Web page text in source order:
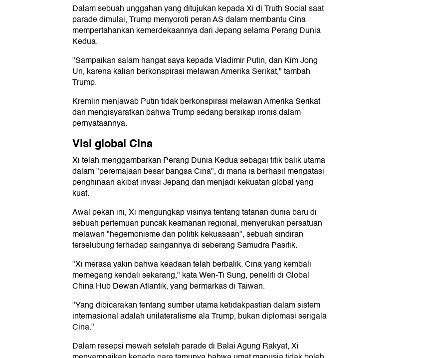
Dalam sebuah unggahan yang ditujukan kepada Xi di Truth Social saat
parade dimulai, Trump menyoroti peran AS dalam membantu Cina
mempertahankan kemerdekaannya dari Jepang selama Perang Dunia
Kedua.
"Sampaikan salam hangat saya kepada Vladimir Putin, dan Kim Jong
Un, karena kalian berkonspirasi melawan Amerika Serikat," tambah
Trump.
Kremlin menjawab Putin tidak berkonspirasi melawan Amerika Serikat
dan mengisyaratkan bahwa Trump sedang bersikap ironis dalam
pernyataannya.
Visi global Cina
Xi telah menggambarkan Perang Dunia Kedua sebagai titik balik utama
dalam "peremajaan besar bangsa Cina", di mana ia berhasil mengatasi
penghinaan akibat invasi Jepang dan menjadi kekuatan global yang
kuat.
Awal pekan ini, Xi mengungkap visinya tentang tatanan dunia baru di
sebuah pertemuan puncak keamanan regional, menyerukan persatuan
melawan "hegemonisme dan politik kekuasaan", sebuah sindiran
terselubung terhadap saingannya di seberang Samudra Pasifik.
"Xi merasa yakin bahwa keadaan telah berbalik. Cina yang kembali
memegang kendali sekarang," kata Wen-Ti Sung, peneliti di Global
China Hub Dewan Atlantik, yang bermarkas di Taiwan.
"Yang dibicarakan tentang sumber utama ketidakpastian dalam sistem
internasional adalah unilateralisme ala Trump, bukan diplomasi serigala
Cina."
Dalam resepsi mewah setelah parade di Balai Agung Rakyat, Xi